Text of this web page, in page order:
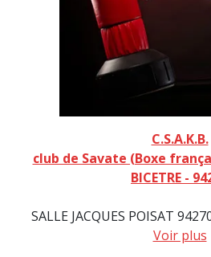
C.S.A.K.B.
club de Savate (Boxe
BICETRE -
SALLE JACQUES POISAT
Voir plus